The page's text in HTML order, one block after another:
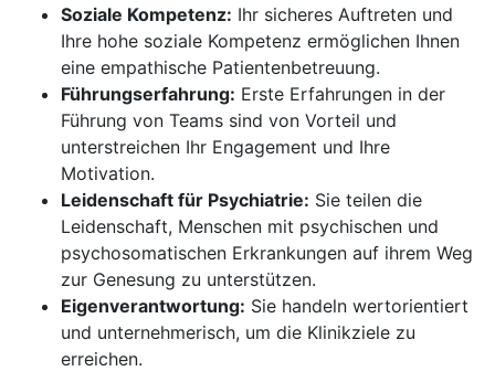
Soziale Kompetenz: Ihr sicheres Auftreten und
Ihre hohe soziale Kompetenz ermöglichen Ihnen
eine empathische Patientenbetreuung.
Führungserfahrung: Erste Erfahrungen in der
Führung von Teams sind von Vorteil und
unterstreichen Ihr Engagement und Ihre
Motivation.
Leidenschaft für Psychiatrie: Sie teilen die
Leidenschaft, Menschen mit psychischen und
psychosomatischen Erkrankungen auf ihrem Weg
zur Genesung zu unterstützen.
Eigenverantwortung: Sie handeln wertorientiert
und unternehmerisch, um die Klinikziele zu
erreichen.